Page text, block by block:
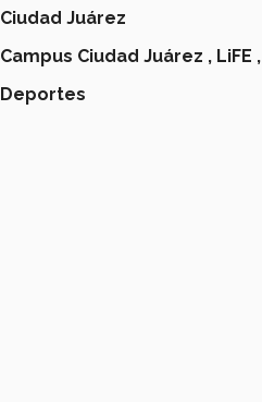
Ciudad Juárez
Campus Ciudad Juárez , LiFE ,
Deportes